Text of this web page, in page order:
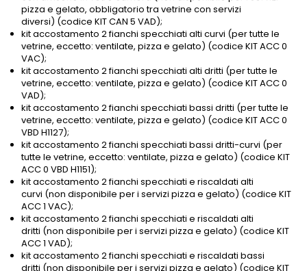
pizza e gelato, obbligatorio tra vetrine con servizi
diversi) (codice KIT CAN 5 VAD);
kit accostamento 2 fianchi specchiati alti curvi (per tutte le
vetrine, eccetto: ventilate, pizza e gelato) (codice KIT ACC 0
VAC);
kit accostamento 2 fianchi specchiati alti dritti (per tutte le
vetrine, eccetto: ventilate, pizza e gelato) (codice KIT ACC 0
VAD);
kit accostamento 2 fianchi specchiati bassi dritti (per tutte le
vetrine, eccetto: ventilate, pizza e gelato) (codice KIT ACC 0
VBD H1127);
kit accostamento 2 fianchi specchiati bassi dritti-curvi (per
tutte le vetrine, eccetto: ventilate, pizza e gelato) (codice KIT
ACC 0 VBD H1151);
kit accostamento 2 fianchi specchiati e riscaldati alti
curvi (non disponibile per i servizi pizza e gelato) (codice KIT
ACC 1 VAC);
kit accostamento 2 fianchi specchiati e riscaldati alti
dritti (non disponibile per i servizi pizza e gelato) (codice KIT
ACC 1 VAD);
kit accostamento 2 fianchi specchiati e riscaldati bassi
dritti (non disponibile per i servizi pizza e gelato) (codice KIT